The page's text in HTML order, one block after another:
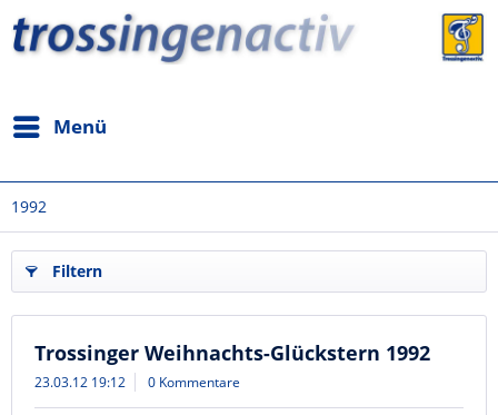
Menü
1992
Filtern
Trossinger Weihnachts-Glückstern 1992
23.03.12 19:12 0 Kommentare